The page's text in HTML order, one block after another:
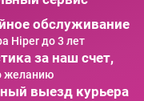
обслуживание
Hiper до 3 лет
за наш счет,
желанию
выезд курьера